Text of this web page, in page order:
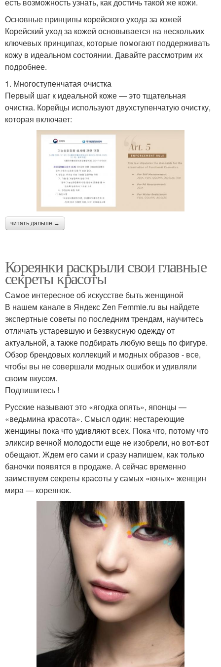
есть возможность узнать, как достичь такой же кожи.
Основные принципы корейского ухода за кожей
Корейский уход за кожей основывается на нескольких
ключевых принципах, которые помогают поддерживать
кожу в идеальном состоянии. Давайте рассмотрим их
подробнее.
1. Многоступенчатая очистка
Первый шаг к идеальной коже — это тщательная
очистка. Корейцы используют двухступенчатую очистку,
которая включает:
читать дальше →
Кореянки раскрыли свои главные
секреты красоты
Самое интересное об искусстве быть женщиной
В нашем канале в Яндекс Zen Femmie.ru вы найдете
экспертные советы по последним трендам, научитесь
отличать устаревшую и безвкусную одежду от
актуальной, а также подбирать любую вещь по фигуре.
Обзор брендовых коллекций и модных образов - все,
чтобы вы не совершали модных ошибок и удивляли
своим вкусом.
Подпишитесь !
Русские называют это «ягодка опять», японцы —
«ведьмина красота». Смысл один: нестареющие
женщины пока что удивляют всех. Пока что, потому что
эликсир вечной молодости еще не изобрели, но вот-вот
обещают. Ждем его сами и сразу напишем, как только
баночки появятся в продаже. А сейчас временно
заимствуем секреты красоты у самых «юных» женщин
мира — кореянок.